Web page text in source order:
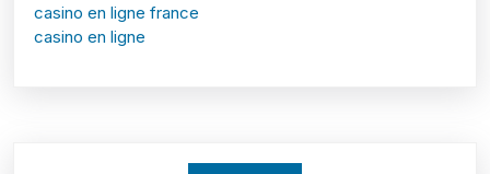
casino en ligne france
casino en ligne